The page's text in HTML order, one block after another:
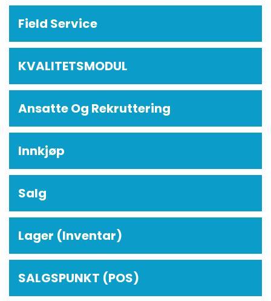
Field Service
KVALITETSMODUL
Ansatte Og Rekruttering
Innkjøp
Salg
Lager (Inventar)
SALGSPUNKT (POS)